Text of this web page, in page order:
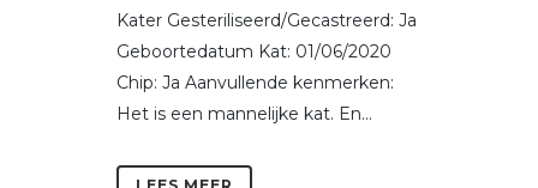
Kater Gesteriliseerd/Gecastreerd: Ja
Geboortedatum Kat: 01/06/2020
Chip: Ja Aanvullende kenmerken:
Het is een mannelijke kat. En...